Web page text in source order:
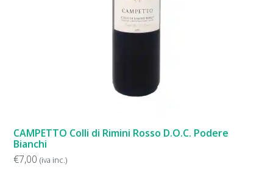
CAMPETTO Colli di Rimini Rosso D.O.C. Podere
Bianchi
€7,00 (iva inc.)